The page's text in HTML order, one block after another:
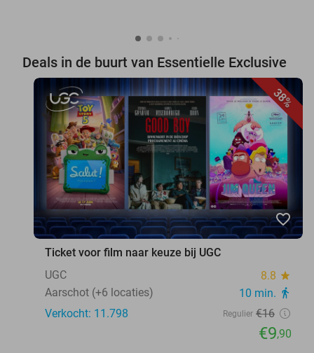
Deals in de buurt van Essentielle Exclusive
38%
favorite_border
Ticket voor film naar keuze bij UGC
UGC
8.8 star
Aarschot (+6 locaties) 10 min. directions_walk
Verkocht: 11.798 Regulier €16
€9,90